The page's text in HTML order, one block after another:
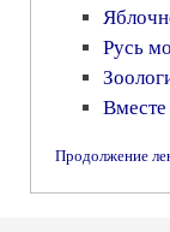
Русь
Вместе
Продолжение